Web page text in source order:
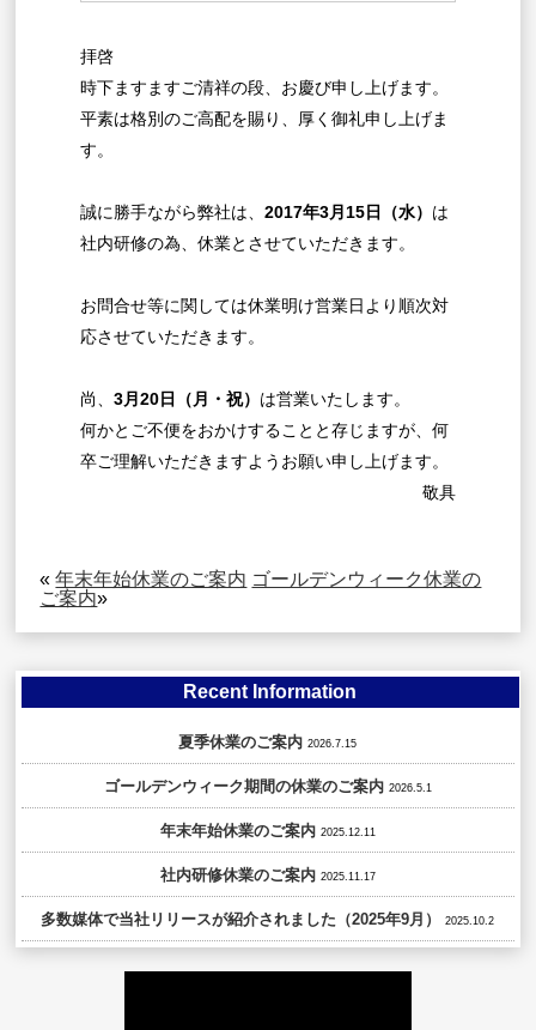
拝啓
時下ますますご清祥の段、お慶び申し上げます。
平素は格別のご高配を賜り、厚く御礼申し上げま
す。
誠に勝手ながら弊社は、2017年3月15日（水） は
社内研修の為、休業とさせていただきます。
お問合せ等に関しては休業明け営業日より順次対
応させていただきます。
尚、3月20日（月・祝） は営業いたします。
何かとご不便をおかけすることと存じますが、何
卒ご理解いただきますようお願い申し上げます。
敬具
«年末年始休業のご案内 ゴールデンウィーク休業の
ご案内»
Recent Information
夏季休業のご案内 2026.7.15
ゴールデンウィーク期間の休業のご案内 2026.5.1
年末年始休業のご案内 2025.12.11
社内研修休業のご案内 2025.11.17
多数媒体で当社リリースが紹介されました（2025年9月） 2025.10.2